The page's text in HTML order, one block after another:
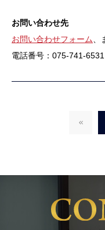
お問い合わせ先
お問い合わせフォーム
電話番号：075-741-